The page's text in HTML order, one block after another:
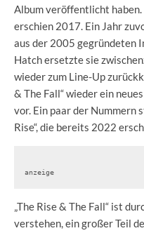
Album veröffentlicht haben.
erschien 2017. Ein Jahr
aus der 2005 gegründeten
Hatch ersetzte sie
wieder zum Line-Up
& The Fall“ wieder ein
vor. Ein paar der Nummern
Rise“, die bereits 2022
anzeige
„The Rise & The Fall“ ist
verstehen, ein großer Teil